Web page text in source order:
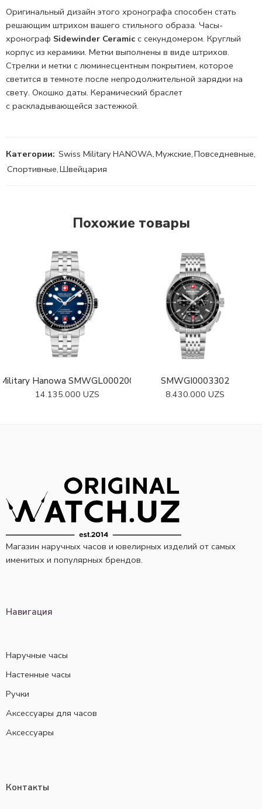
Оригинальный дизайн этого хронографа способен стать
решающим штрихом вашего стильного образа. Часы-
хронограф Sidewinder Ceramic с секундомером. Круглый
корпус из керамики. Метки выполнены в виде штрихов.
Стрелки и метки с люминесцентным покрытием, которое
светится в темноте после непродолжительной зарядки на
свету. Окошко даты. Керамический браслет
с раскладывающейся застежкой.
Категории: Swiss Military HANOWA,Мужские,Повседневные,
Спортивные,Швейцария
Похожие товары
Hanowa SMWGL0002002-SET
14.135.000 UZS
SMWGI0003302
8.430.000 UZS
Магазин наручных часов и ювелирных изделий от самых
именитых и популярных брендов.
Навигация
Наручные часы
Настенные часы
Ручки
Аксессуары для часов
Аксессуары
Контакты